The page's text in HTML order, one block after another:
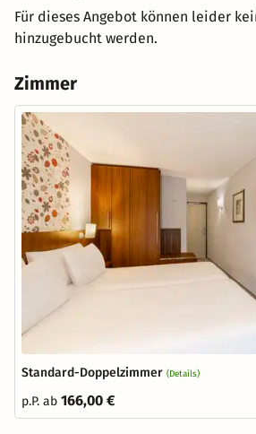
Für dieses Angebot können leider
hinzugebucht werden.
Zimmer
Standard-Doppelzimmer (Details)
p.P. ab 166,00 €